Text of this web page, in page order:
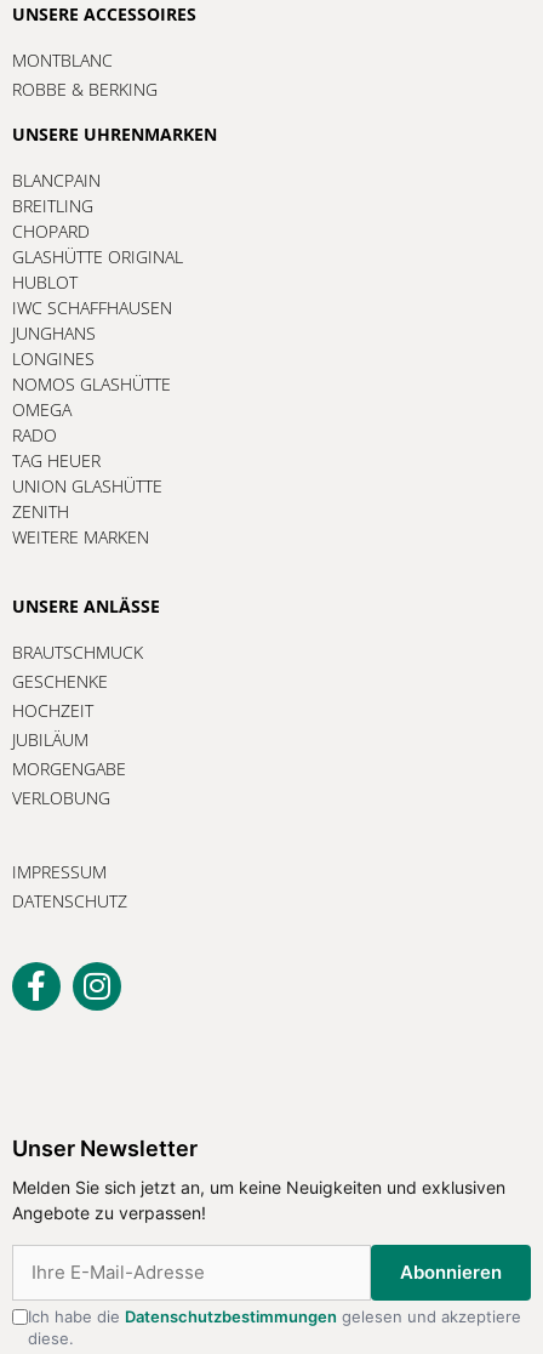
UNSERE ACCESSOIRES
MONTBLANC
ROBBE & BERKING
UNSERE UHRENMARKEN
BLANCPAIN
BREITLING
CHOPARD
GLASHÜTTE ORIGINAL
HUBLOT
IWC SCHAFFHAUSEN
JUNGHANS
LONGINES
NOMOS GLASHÜTTE
OMEGA
RADO
TAG HEUER
UNION GLASHÜTTE
ZENITH
WEITERE MARKEN
UNSERE ANLÄSSE
BRAUTSCHMUCK
GESCHENKE
HOCHZEIT
JUBILÄUM
MORGENGABE
VERLOBUNG
IMPRESSUM
DATENSCHUTZ
Unser Newsletter
Melden Sie sich jetzt an, um keine Neuigkeiten und exklusiven
Angebote zu verpassen!
Abonnieren
Ich habe die Datenschutzbestimmungen gelesen und akzeptiere
diese.